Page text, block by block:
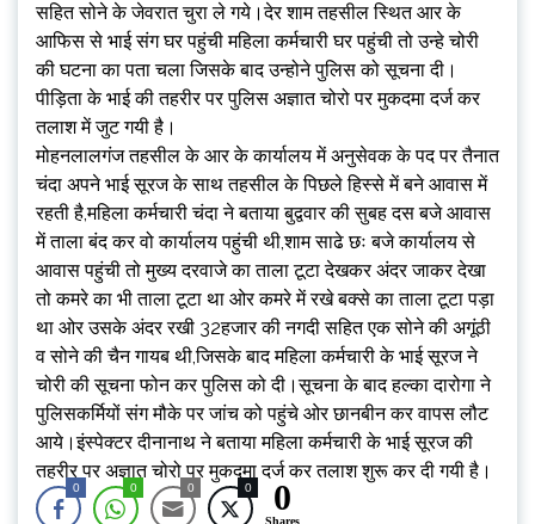
सहित सोने के जेवरात चुरा ले गये।देर शाम तहसील स्थित आर के
आफिस से भाई संग घर पहुंची महिला कर्मचारी घर पहुंची तो उन्हे चोरी
की घटना का पता चला जिसके बाद उन्होने पुलिस को सूचना दी।
पीड़िता के भाई की तहरीर पर पुलिस अज्ञात चोरो पर मुकदमा दर्ज कर
तलाश में जुट गयी है।
मोहनलालगंज तहसील के आर के कार्यालय में अनुसेवक के पद पर तैनात
चंदा अपने भाई सूरज के साथ तहसील के पिछले हिस्से में बने आवास में
रहती है,महिला कर्मचारी चंदा ने बताया बुद्ववार की सुबह दस बजे आवास
में ताला बंद कर वो कार्यालय पहुंची थी,शाम साढे छः बजे कार्यालय से
आवास पहुंची तो मुख्य दरवाजे का ताला टूटा देखकर अंदर जाकर देखा
तो कमरे का भी ताला टूटा था ओर कमरे में रखे बक्से का ताला टूटा पड़ा
था ओर उसके अंदर रखी 32हजार की नगदी सहित एक सोने की अगूंठी
व सोने की चैन गायब थी,जिसके बाद महिला कर्मचारी के भाई सूरज ने
चोरी की सूचना फोन कर पुलिस को दी‌।सूचना के बाद हल्का दारोगा ने
पुलिसकर्मियों संग मौके पर जांच को पहुंचे ओर छानबीन कर वापस लौट
आये।इंस्पेक्टर दीनानाथ ने बताया महिला कर्मचारी के भाई सूरज की
तहरीर पर अज्ञात चोरो पर मुकदमा दर्ज कर तलाश शुरू कर दी गयी है।
0 0 0 0 0
Shares